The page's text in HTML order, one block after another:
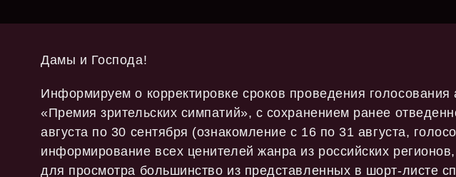
Дамы и Господа!
Информируем о корректировке сроков проведения
«Премия зрительских симпатий», с сохранением ранее
августа по 30 сентября (ознакомление с 16 по 31 августа,
информирование всех ценителей жанра из российских
для просмотра большинство из представленных в шорт-листе